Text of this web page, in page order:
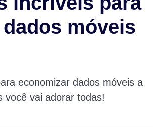
móveis
economizar dados móveis a
você vai adorar todas!